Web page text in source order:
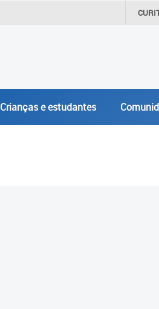
Crianças e estudantes